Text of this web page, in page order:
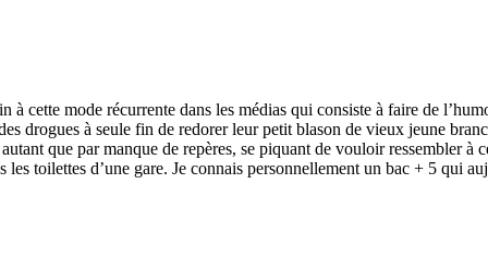
cette mode récurrente dans les médias qui consiste à faire de
drogues à seule fin de redorer leur petit blason de vieux jeune
que par manque de repères, se piquant de vouloir ressembler
toilettes d’une gare. Je connais personnellement un bac + 5 qui